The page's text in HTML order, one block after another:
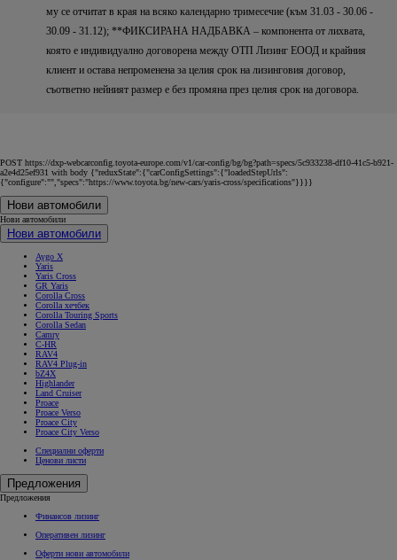
му се отчитат в края на всяко календарно тримесечие (към 31.03 - 30.06 -
30.09 - 31.12); **ФИКСИРАНА НАДБАВКА – компонента от лихвата,
която е индивидуално договорена между ОТП Лизинг ЕООД и крайния
клиент и остава непроменена за целия срок на лизинговия договор,
съответно нейният размер е без промяна през целия срок на договора.
POST https://dxp-webcarconfig.toyota-europe.com/v1/car-config/bg/bg?path=specs/5c933238-df10-41c5-b921-
a2e4d25ef931 with body {"reduxState":{"carConfigSettings":{"loadedStepUrls":
{"configure":"","specs":"https://www.toyota.bg/new-cars/yaris-cross/specifications"}}}}
Нови автомобили
Нови автомобили
Нови автомобили
Aygo X
Yaris
Yaris Cross
GR Yaris
Corolla Cross
Corolla хечбек
Corolla Touring Sports
Corolla Sedan
Camry
C-HR
RAV4
RAV4 Plug-in
bZ4X
Highlander
Land Cruiser
Proace
Proace Verso
Proace City
Proace City Verso
Специални оферти
Ценови листи
Предложения
Предложения
Финансов лизинг
Оперативен лизинг
Оферти нови автомобили